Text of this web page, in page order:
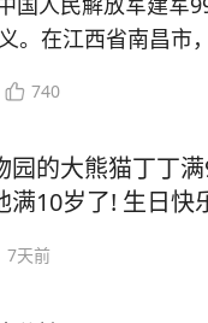
洋法公约》确立的
对各国，特别是发
1982年《联合国海
联合国海洋法公约
公约》第18条，美
和宗旨的行为。
族汇编文学作品的
与蒙古语族民族诗
广大读者介绍以俄
例。
。在江西省南昌市
的基础。
中国武装力量的发
支持。1924年，在
中国主要军事学府
740
园的大熊猫丁丁
10岁了! 生日快
7天前